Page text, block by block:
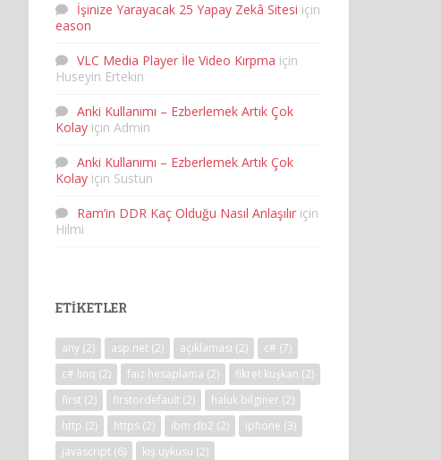
İşinize Yarayacak 25 Yapay Zekâ Sitesi için
eason
VLC Media Player İle Video Kırpma için
Huseyin Ertekin
Anki Kullanımı – Ezberlemek Artık Çok
Kolay için Admin
Anki Kullanımı – Ezberlemek Artık Çok
Kolay için Sustun
Ram’in DDR Kaç Olduğu Nasıl Anlaşılır için
Hilmi
ETIKETLER
any (2) asp.net (2) açıklaması (2) c# (7)
c# linq (2) faiz hesaplama (2) fikret kuşkan (2)
first (2) firstordefault (2) haluk bilginer (2)
http (2) https (2) ibm db2 (2) iphone (3)
javascript (6) kış uykusu (2)